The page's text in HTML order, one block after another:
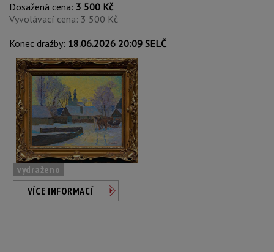
Dosažená cena: 3 500 Kč
Vyvolávací cena: 3 500 Kč
Konec dražby: 18.06.2026 20:09 SELČ
vydraženo
VÍCE INFORMACÍ